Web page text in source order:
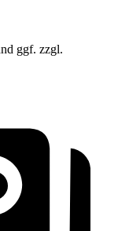
ggf. zzgl.